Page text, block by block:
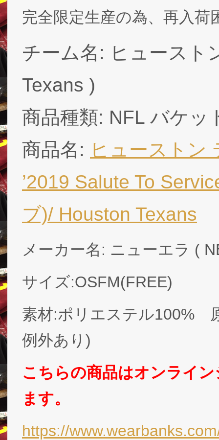
完全限定生産の為、再入
チーム名: ヒュースト
Texans )
商品種類: NFL バケッ
商品名: ヒューストン
’2019 Salute To
ブ)/ Houston Texans
メーカー名: ニューエラ (
サイズ:OSFM(FREE)
素材:ポリエステル100%
例外あり)
こちらの商品はオンライ
ます。
https://